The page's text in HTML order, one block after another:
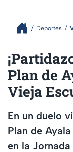
Deportes
Plan de
Vieja
En un duelo
Plan de
en la